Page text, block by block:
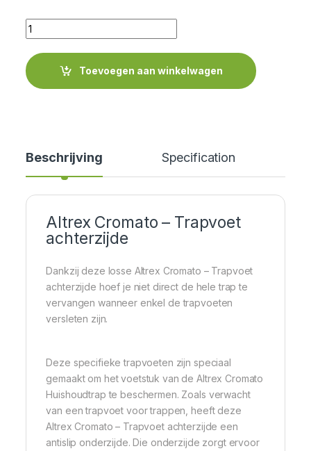
Quantity
Toevoegen aan winkelwagen
Beschrijving Specification
Altrex Cromato – Trapvoet
achterzijde
Dankzij deze losse Altrex Cromato – Trapvoet
achterzijde hoef je niet direct de hele trap te
vervangen wanneer enkel de trapvoeten
versleten zijn.
Deze specifieke trapvoeten zijn speciaal
gemaakt om het voetstuk van de Altrex Cromato
Huishoudtrap te beschermen. Zoals verwacht
van een trapvoet voor trappen, heeft deze
Altrex Cromato – Trapvoet achterzijde een
antislip onderzijde. Die onderzijde zorgt ervoor